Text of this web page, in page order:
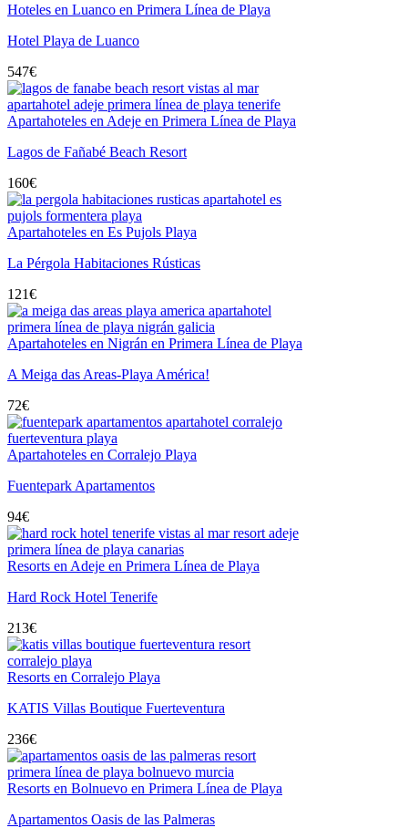
Hoteles en Luanco en Primera Línea de Playa
Hotel Playa de Luanco
547€
Apartahoteles en Adeje en Primera Línea de Playa
Lagos de Fañabé Beach Resort
160€
Apartahoteles en Es Pujols Playa
La Pérgola Habitaciones Rústicas
121€
Apartahoteles en Nigrán en Primera Línea de Playa
A Meiga das Areas-Playa América!
72€
Apartahoteles en Corralejo Playa
Fuentepark Apartamentos
94€
Resorts en Adeje en Primera Línea de Playa
Hard Rock Hotel Tenerife
213€
Resorts en Corralejo Playa
KATIS Villas Boutique Fuerteventura
236€
Resorts en Bolnuevo en Primera Línea de Playa
Apartamentos Oasis de las Palmeras